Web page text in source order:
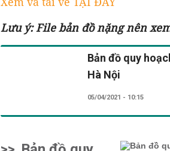
Lưu ý: File bản đồ nặng nên
Bản đồ quy
Hà Nội
05/04/2021 - 10:15